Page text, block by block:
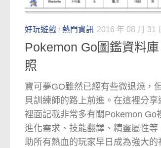
好玩遊戲 / 熱門資訊 2016 年 08 月 31
Pokemon Go圖鑑資料
照
寶可夢GO雖然已經有些微退燒，
貝訓練師的路上前進。在這裡分
裡面記載非常多有關Pokemon Go
進化需求、技能翻譯、精靈屬性
助所有熱血的玩家早日成為強大的